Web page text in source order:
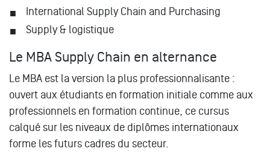
International Supply Chain and Purchasing
Supply & logistique
Le MBA Supply Chain en alternance
Le MBA est la version la plus professionnalisante :
ouvert aux étudiants en formation initiale comme aux
professionnels en formation continue, ce cursus
calqué sur les niveaux de diplômes internationaux
forme les futurs cadres du secteur.